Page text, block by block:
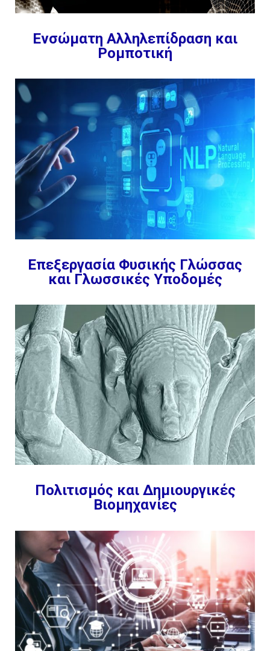
Ενσώματη Αλληλεπίδραση και
Ρομποτική
Επεξεργασία Φυσικής Γλώσσας
και Γλωσσικές Υποδομές
Πολιτισμός και Δημιουργικές
Βιομηχανίες